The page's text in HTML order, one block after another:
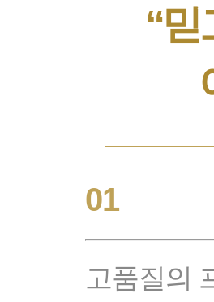
“믿
01
고품질의